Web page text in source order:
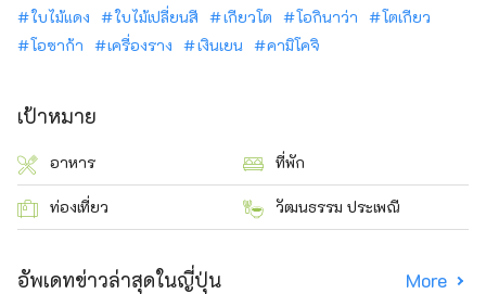
ใบไม้แดง
ใบไม้เปลี่ยนสี เกียวโต โอกินาว่า
โตเกียว
โอซาก้า
เครื่องราง เงินเยน คามิโคจิ
เป้าหมาย
อาหาร ที่พัก
ท่องเที่ยว วัฒนธรรม ประเพณี
อัพเดทข่าวล่าสุดในญี่ปุ่น More